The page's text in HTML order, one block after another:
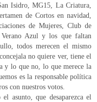
Isidro, MG15, La Criatura,
de Cortos en navidad,
de Mujeres, Club de
Azul y los que faltan
todos merecen el mismo
no quiere ver, tiene el
y lo que no, lo que merece la
es la responsable política
con nuestros votos.
asunto, que desaparezca el